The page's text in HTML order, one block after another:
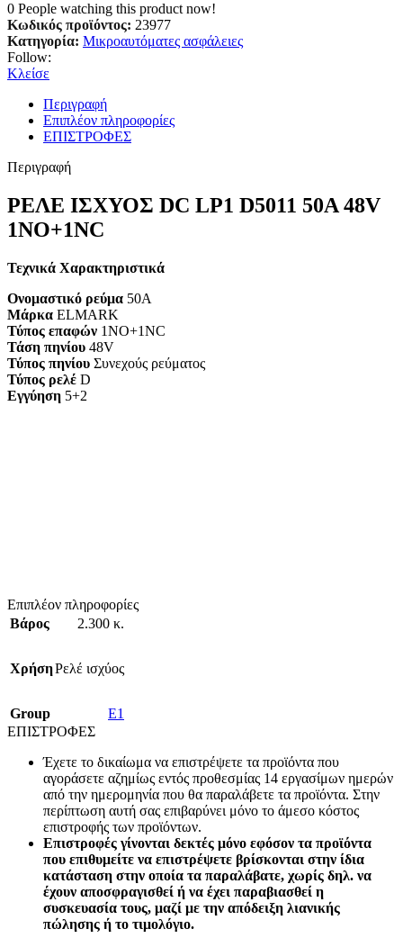
0 People watching this product now!
Κωδικός προϊόντος: 23977
Κατηγορία: Μικροαυτόματες ασφάλειες
Follow:
Κλείσε
Περιγραφή
Επιπλέον πληροφορίες
ΕΠΙΣΤΡΟΦΕΣ
Περιγραφή
ΡΕΛΕ ΙΣΧΥΟΣ DC LP1 D5011 50A 48V
1ΝΟ+1NC
Τεχνικά Χαρακτηριστικά
Ονομαστικό ρεύμα 50A
Μάρκα ELMARK
Τύπος επαφών 1NO+1NC
Τάση πηνίου 48V
Τύπος πηνίου Συνεχούς ρεύματος
Τύπος ρελέ D
Εγγύηση 5+2
Επιπλέον πληροφορίες
Βάρος
2.300 κ.
ΧρήσηΡελέ ισχύος
Group
E1
ΕΠΙΣΤΡΟΦΕΣ
Έχετε το δικαίωμα να επιστρέψετε τα προϊόντα που
αγοράσετε αζημίως εντός προθεσμίας 14 εργασίμων ημερών
από την ημερομηνία που θα παραλάβετε τα προϊόντα. Στην
περίπτωση αυτή σας επιβαρύνει μόνο το άμεσο κόστος
επιστροφής των προϊόντων.
Επιστροφές γίνονται δεκτές μόνο εφόσον τα προϊόντα
που επιθυμείτε να επιστρέψετε βρίσκονται στην ίδια
κατάσταση στην οποία τα παραλάβατε, χωρίς δηλ. να
έχουν αποσφραγισθεί ή να έχει παραβιασθεί η
συσκευασία τους, μαζί με την απόδειξη λιανικής
πώλησης ή το τιμολόγιο.